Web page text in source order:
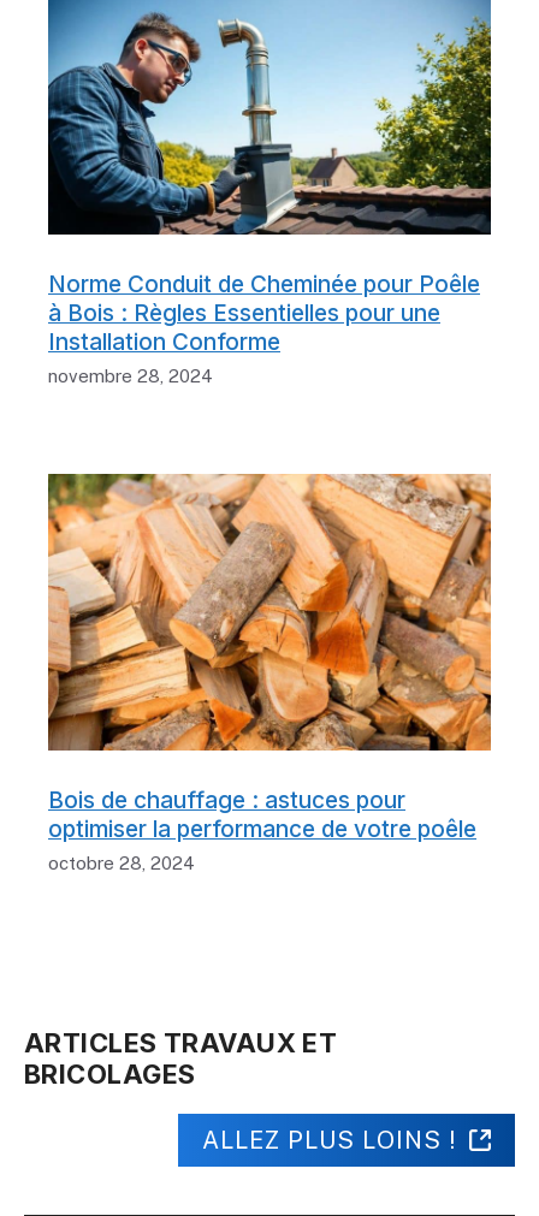
Norme Conduit de Cheminée pour Poêle
à Bois : Règles Essentielles pour une
Installation Conforme
novembre 28, 2024
Bois de chauffage : astuces pour
optimiser la performance de votre poêle
octobre 28, 2024
ARTICLES TRAVAUX ET
BRICOLAGES
ALLEZ PLUS LOINS !